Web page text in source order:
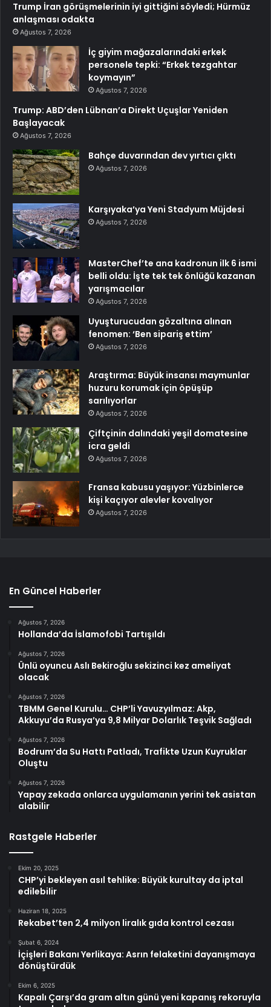
Trump İran görüşmelerinin iyi gittiğini söyledi; Hürmüz
anlaşması odakta
Ağustos 7, 2026
İç giyim mağazalarındaki erkek
personele tepki: “Erkek tezgahtar
koymayın”
Ağustos 7, 2026
Trump: ABD’den Lübnan’a Direkt Uçuşlar Yeniden
Başlayacak
Ağustos 7, 2026
Bahçe duvarından dev yırtıcı çıktı
Ağustos 7, 2026
Karşıyaka’ya Yeni Stadyum Müjdesi
Ağustos 7, 2026
MasterChef’te ana kadronun ilk 6 ismi
belli oldu: İşte tek tek önlüğü kazanan
yarışmacılar
Ağustos 7, 2026
Uyuşturucudan gözaltına alınan
fenomen: ‘Ben sipariş ettim’
Ağustos 7, 2026
Araştırma: Büyük insansı maymunlar
huzuru korumak için öpüşüp
sarılıyorlar
Ağustos 7, 2026
Çiftçinin dalındaki yeşil domatesine
icra geldi
Ağustos 7, 2026
Fransa kabusu yaşıyor: Yüzbinlerce
kişi kaçıyor alevler kovalıyor
Ağustos 7, 2026
En Güncel Haberler
Ağustos 7, 2026
Hollanda’da İslamofobi Tartışıldı
Ağustos 7, 2026
Ünlü oyuncu Aslı Bekiroğlu sekizinci kez ameliyat
olacak
Ağustos 7, 2026
TBMM Genel Kurulu… CHP’li Yavuzyılmaz: Akp,
Akkuyu’da Rusya’ya 9,8 Milyar Dolarlık Teşvik Sağladı
Ağustos 7, 2026
Bodrum’da Su Hattı Patladı, Trafikte Uzun Kuyruklar
Oluştu
Ağustos 7, 2026
Yapay zekada onlarca uygulamanın yerini tek asistan
alabilir
Rastgele Haberler
Ekim 20, 2025
CHP’yi bekleyen asıl tehlike: Büyük kurultay da iptal
edilebilir
Haziran 18, 2025
Rekabet’ten 2,4 milyon liralık gıda kontrol cezası
Şubat 6, 2024
İçişleri Bakanı Yerlikaya: Asrın felaketini dayanışmaya
dönüştürdük
Ekim 6, 2025
Kapalı Çarşı’da gram altın günü yeni kapanış rekoruyla